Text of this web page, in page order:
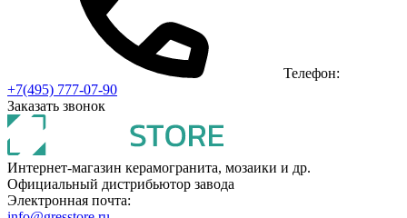
Телефон:
+7(495) 777-07-90
Заказать звонок
Интернет-магазин керамогранита, мозаики и др.
Официальный дистрибьютор завода
Электронная почта: